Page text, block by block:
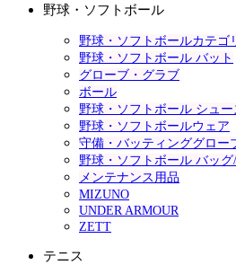
野球・ソフトボール
野球・ソフトボールカテゴ
野球・ソフトボール バット
グローブ・グラブ
ボール
野球・ソフトボール シュー
野球・ソフトボールウェア
守備・バッティンググロー
野球・ソフトボール バッグ
メンテナンス用品
MIZUNO
UNDER ARMOUR
ZETT
テニス